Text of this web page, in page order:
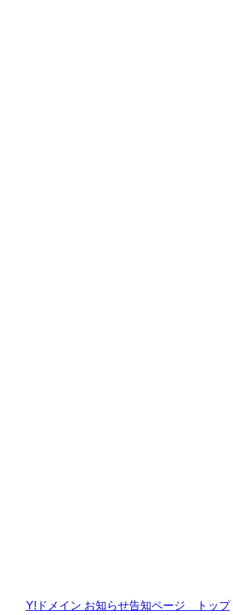
Y!ドメイン お知らせ告知ページ トップ|